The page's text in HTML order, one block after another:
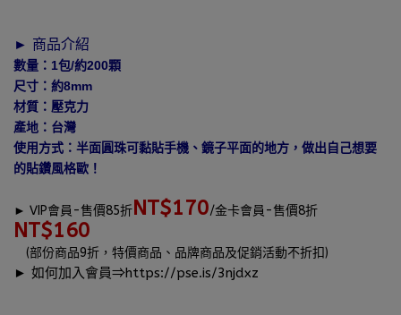
► 商品介紹
數量：1包/約200顆
尺寸：約8mm
材質：壓克力
產地：台灣
使用方式：半面圓珠可黏貼手機、鏡子平面的地方，做出自己想要
的貼鑽風格歐！
► VIP會員-售價85折 NT$170/金卡會員-售價8折
NT$160
(部份商品9折，特價商品、品牌商品及促銷活動不折扣)
► 如何加入會員⇒https://pse.is/3njdxz